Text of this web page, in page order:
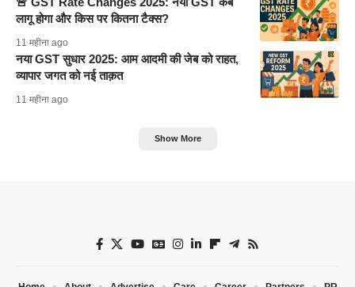
लागू होगा और किस पर कितना टैक्स?
11 महीना ago
नया GST सुधार 2025: आम आदमी की जेब को राहत,
व्यापार जगत को नई ताक़त
11 महीना ago
Show More